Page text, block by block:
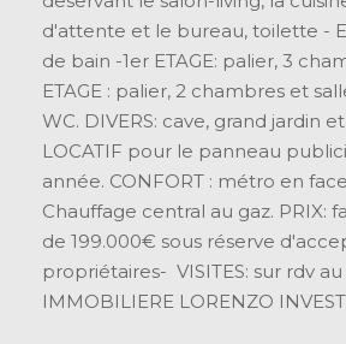
d'attente et le bureau, toilette -
de bain -1er ETAGE: palier, 3
ETAGE : palier, 2 chambres et
WC. DIVERS: cave, grand jardin
LOCATIF pour le panneau
année. CONFORT : métro en
Chauffage central au gaz. PRIX:
de 199.000€ sous réserve
propriétaires- VISITES: sur rdv au
IMMOBILIERE LORENZO INVEST